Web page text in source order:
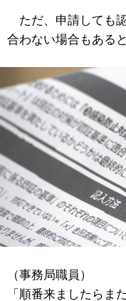
ただ、申請しても
合わない場合もある
（事務局職員）
「順番来ましたらま